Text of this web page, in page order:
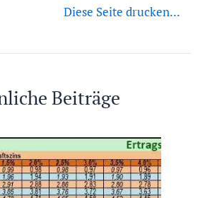
Diese Seite drucken...
Beiträge